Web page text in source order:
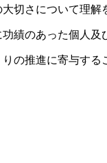
切さについて理解
績のあった個人及
の推進に寄与する